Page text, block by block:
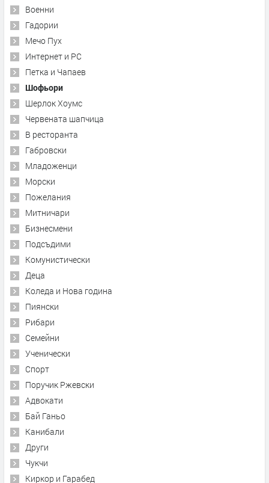
Военни
Гадории
Мечо Пух
Интернет и PC
Петка и Чапаев
Шофьори
Шерлок Хоумс
Червената шапчица
В ресторанта
Габровски
Младоженци
Морски
Пожелания
Митничари
Бизнесмени
Подсъдими
Комунистически
Деца
Коледа и Нова година
Пиянски
Рибари
Семейни
Ученически
Спорт
Поручик Ржевски
Адвокати
Бай Ганьо
Канибали
Други
Чукчи
Киркор и Гарабед